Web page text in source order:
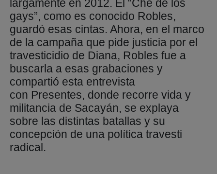
largamente en 2012. El “Che de los
gays”, como es conocido Robles,
guardó esas cintas. Ahora, en el marco
de la campaña que pide justicia por el
travesticidio de Diana, Robles fue a
buscarla a esas grabaciones y
compartió esta entrevista
con Presentes, donde recorre vida y
militancia de Sacayán, se explaya
sobre las distintas batallas y su
concepción de una política travesti
radical.